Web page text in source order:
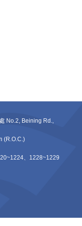
No.2, Beining Rd.,
(R.O.C.)
、1228~1229